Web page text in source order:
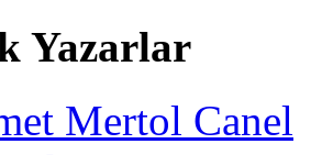
Yazarlar
Mertol Canel